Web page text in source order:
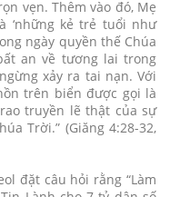
vẹn. Thêm vào đó, Mẹ
‘những kẻ trẻ tuổi như
ngày quyền thế Chúa
an về tương lai trong
xảy ra tai nạn. Với
trên biển được gọi là
truyền lẽ thật của sự
Trời.” (Giăng 4:28-32,
đặt câu hỏi rằng “Làm